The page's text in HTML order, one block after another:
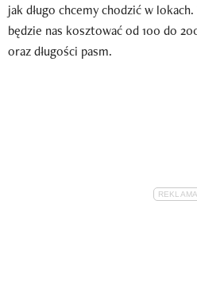
jak długo chcemy chodzić w
będzie nas kosztować od 100 do
oraz długości pasm.